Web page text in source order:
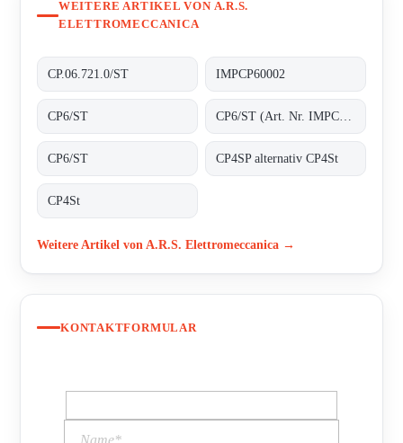
WEITERE ARTIKEL VON A.R.S.
ELETTROMECCANICA
CP.06.721.0/ST IMPCP60002
CP6/ST CP6/ST (Art. Nr. IMPCP60002)
CP6/ST CP4SP alternativ CP4St
CP4St
Weitere Artikel von A.R.S. Elettromeccanica →
KONTAKTFORMULAR